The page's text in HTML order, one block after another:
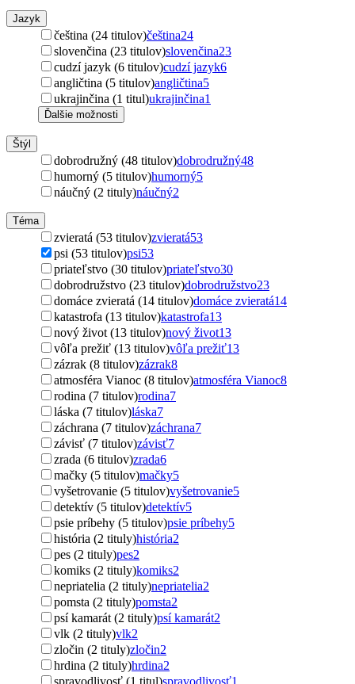
Jazyk
čeština (24 titulov)čeština24
slovenčina (23 titulov)slovenčina23
cudzí jazyk (6 titulov)cudzí jazyk6
angličtina (5 titulov)angličtina5
ukrajinčina (1 titul)ukrajinčina1
Ďalšie možnosti
Štýl
dobrodružný (48 titulov)dobrodružný48
humorný (5 titulov)humorný5
náučný (2 tituly)náučný2
Téma
zvieratá (53 titulov)zvieratá53
psi (53 titulov)psi53
priateľstvo (30 titulov)priateľstvo30
dobrodružstvo (23 titulov)dobrodružstvo23
domáce zvieratá (14 titulov)domáce zvieratá14
katastrofa (13 titulov)katastrofa13
nový život (13 titulov)nový život13
vôľa prežiť (13 titulov)vôľa prežiť13
zázrak (8 titulov)zázrak8
atmosféra Vianoc (8 titulov)atmosféra Vianoc8
rodina (7 titulov)rodina7
láska (7 titulov)láska7
záchrana (7 titulov)záchrana7
závisť (7 titulov)závisť7
zrada (6 titulov)zrada6
mačky (5 titulov)mačky5
vyšetrovanie (5 titulov)vyšetrovanie5
detektív (5 titulov)detektív5
psie príbehy (5 titulov)psie príbehy5
história (2 tituly)história2
pes (2 tituly)pes2
komiks (2 tituly)komiks2
nepriatelia (2 tituly)nepriatelia2
pomsta (2 tituly)pomsta2
psí kamarát (2 tituly)psí kamarát2
vlk (2 tituly)vlk2
zločin (2 tituly)zločin2
hrdina (2 tituly)hrdina2
spravodlivosť (1 titul)spravodlivosť1